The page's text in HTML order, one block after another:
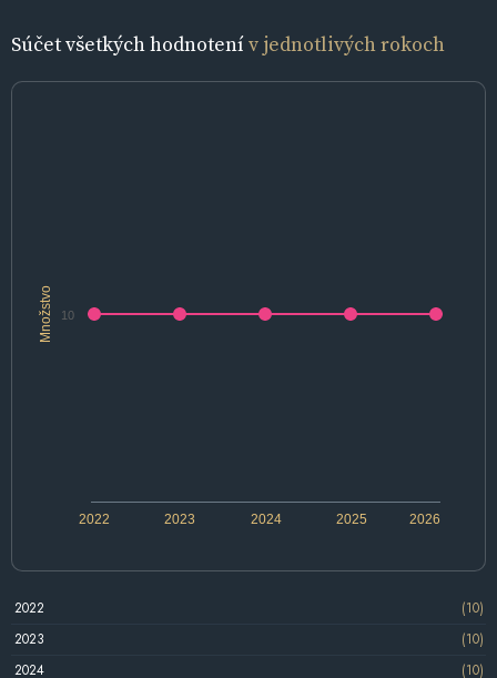
Súčet všetkých hodnotenív jednotlivých rokoch
Množstvo
2022 2024 2026
2023 2025
10
2022
(10)
2023
(10)
2024
(10)